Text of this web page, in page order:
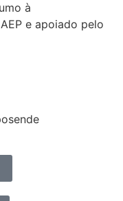
à
e apoiado pelo